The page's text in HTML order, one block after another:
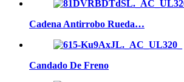
Cadena Antirrobo Rueda…
Candado De Freno